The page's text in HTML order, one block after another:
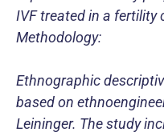
IVF treated in a fertility
Methodology:
Ethnographic
based on
Leininger. The study